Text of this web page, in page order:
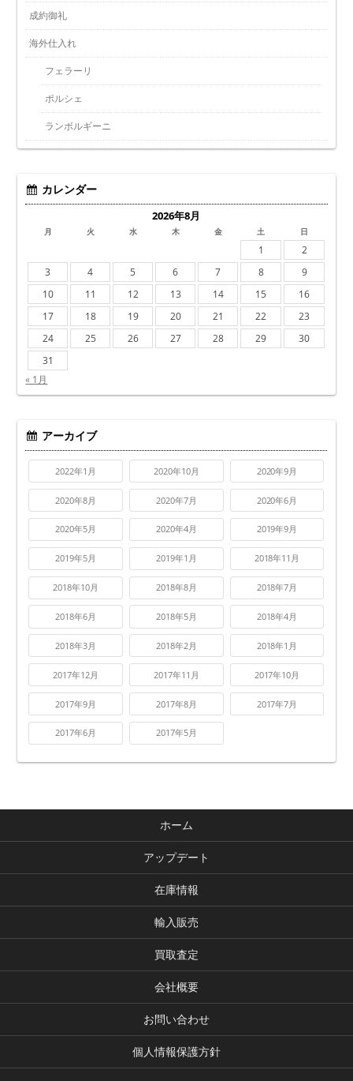
成約御礼
海外仕入れ
フェラーリ
ポルシェ
ランボルギーニ
カレンダー
2026年8月
月 火 水 木 金 土 日
1
2
3
4 5 6 7 8
9
10
11 12 13 14 15
16
17
18 19 20 21 22
23
24
25 26 27 28 29
30
31
« 1月
アーカイブ
2022年1月 2020年10月 2020年9月
2020年8月 2020年7月 2020年6月
2020年5月 2020年4月 2019年9月
2019年5月 2019年1月 2018年11月
2018年10月 2018年8月 2018年7月
2018年6月 2018年5月 2018年4月
2018年3月 2018年2月 2018年1月
2017年12月 2017年11月 2017年10月
2017年9月 2017年8月 2017年7月
2017年6月 2017年5月
ホーム
アップデート
在庫情報
輸入販売
買取査定
会社概要
お問い合わせ
個人情報保護方針